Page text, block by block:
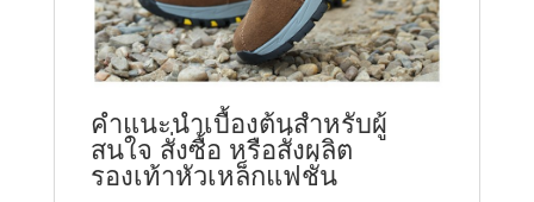
คำแนะนำเบื้องต้นสำหรับผู้
สนใจ สั่งซื้อ หรือสั่งผลิต
รองเท้าหัวเหล็กแฟชั่น